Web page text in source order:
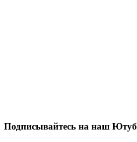
Подписывайтесь на наш Ютуб